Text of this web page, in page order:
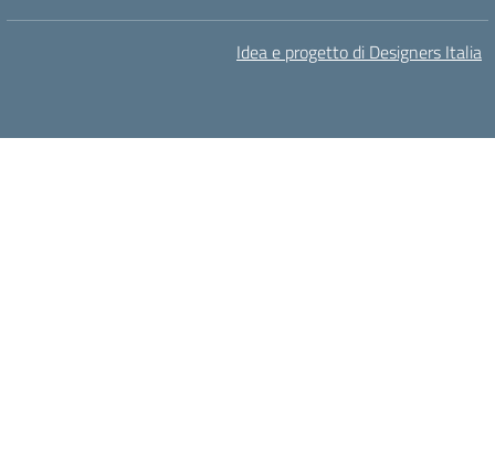
Idea e progetto di Designers Italia